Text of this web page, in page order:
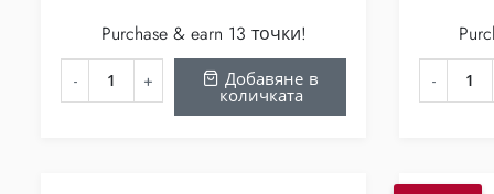
Purchase & earn 13 точки!
Добавяне в
количката